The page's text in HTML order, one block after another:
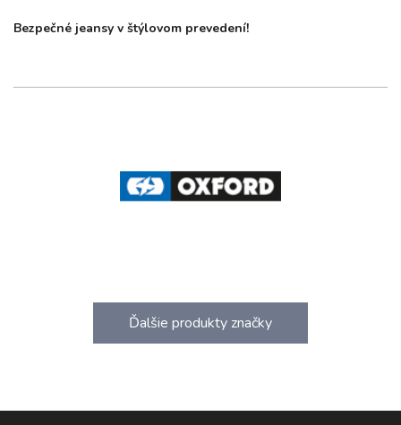
Bezpečné jeansy v štýlovom prevedení!
Ďalšie produkty značky